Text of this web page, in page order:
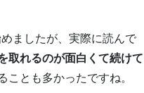
ましたが、実際に読んで
取れるのが面白くて続けて
とも多かったですね。